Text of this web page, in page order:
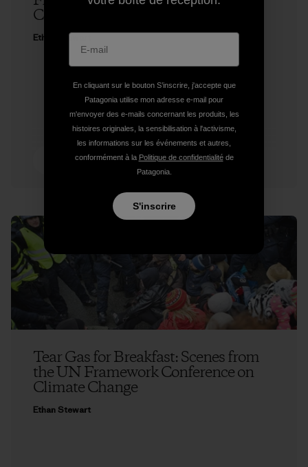
Climate Change Conference
Ethan Stewart
4 min de
Tear Gas for Breakfast: Scenes from
the UN Framework Conference on
Climate Change
Ethan Stewart
En cliquant sur le bouton S’inscrire, j'accepte que
Patagonia utilise mon adresse e-mail pour
m'envoyer des e-mails concernant les produits, les
histoires originales, la sensibilisation à l'activisme,
les informations sur les événements et autres,
conformément à la Politique de confidentialitéde
Patagonia.
S'inscrire